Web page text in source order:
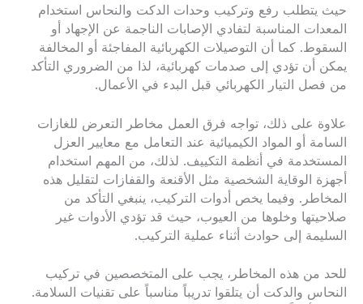
حيث يتطلب رفع وتركيب وحدات الدكت والنحاس استخدام
المعدات المناسبة لتفادي الإصابات الناجمة عن الإجهاد أو
السقوط. كما أن التوصيلات الكهربائية المفاجئة أو المخالفة
يمكن أن تؤدي إلى صدمات كهربائية، لذا من الضروري التأكد
من فصل التيار الكهربائي قبل البدء في الأعمال.
علاوة على ذلك، تواجه فرق العمل مخاطر التعرض للغازات
السامة أو المواد الكيميائية عند التعامل مع معايير العزل
المستخدمة في أنظمة التكييف. لذلك، من المهم استخدام
أجهزة الوقاية الشخصية مثل الأقنعة والقفازات لتقليل هذه
المخاطر. وفيما يخص أدوات التركيب، ينبغي التأكد من
صلاحيتها وخلوها من العيوب، حيث قد تؤدي الأدوات غير
السليمة إلى حوادث أثناء عملية التركيب.
للحد من هذه المخاطر، يجب على المتخصصين في تركيب
النحاس والدكت أن يتلقوا تدريباً مناسباً على تقنيات السلامة.